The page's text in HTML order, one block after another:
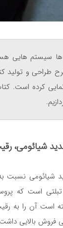
سیستم هایی
طراحی و تولید
کرده است.
شیائومی،
شیائومی نسبت
است که
است آن را به
فروش بالایی